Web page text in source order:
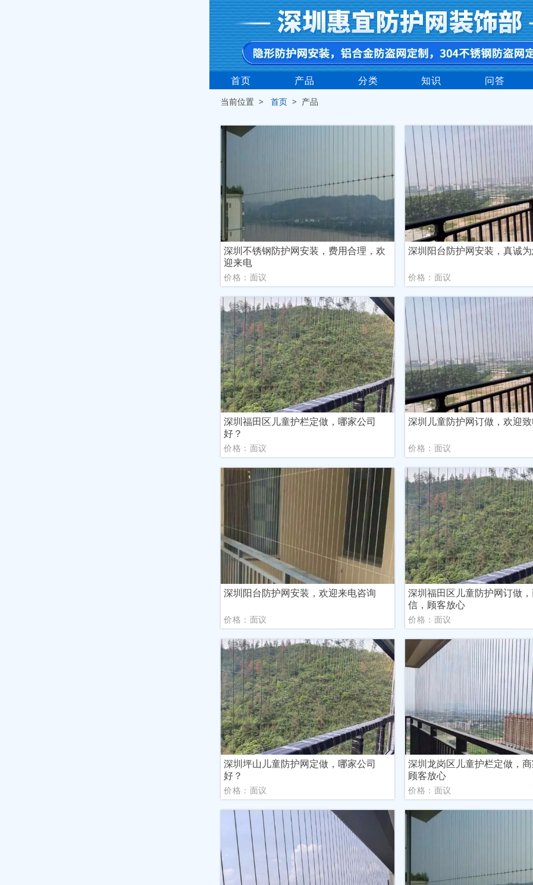
首页 产品 分类 知识 问答
当前位置 >首页 > 产品
深圳不锈钢防护网安装，费用合理，欢
迎来电
价格：面议
深圳阳台防护网安装，真诚
价格：面议
深圳福田区儿童护栏定做，哪家公司
好？
价格：面议
深圳儿童防护网订做，欢迎
价格：面议
深圳阳台防护网安装，欢迎来电咨询
价格：面议
深圳福田区儿童防护网订做
信，顾客放心
价格：面议
深圳坪山儿童防护网定做，哪家公司
好？
价格：面议
深圳龙岗区儿童护栏定做，
顾客放心
价格：面议